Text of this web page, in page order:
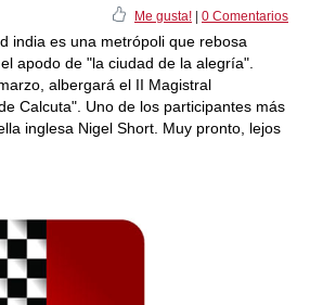
Me gusta! 0 Comentarios
india es una metrópoli que rebosa
apodo de "la ciudad de la alegría".
albergará el II Magistral
Calcuta". Uno de los participantes más
inglesa Nigel Short. Muy pronto, lejos